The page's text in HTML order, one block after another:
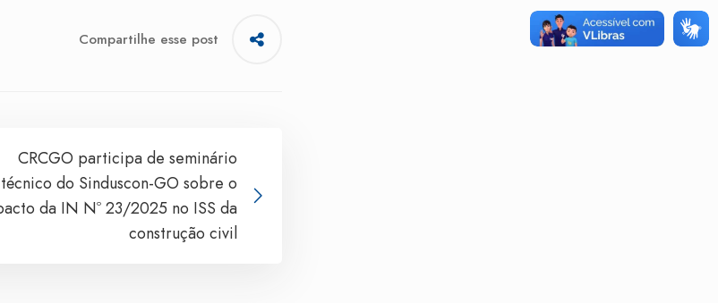
Compartilhe esse post
CRCGO participa de seminário
técnico do Sinduscon-GO sobre o
da IN Nº 23/2025 no ISS da
construção civil